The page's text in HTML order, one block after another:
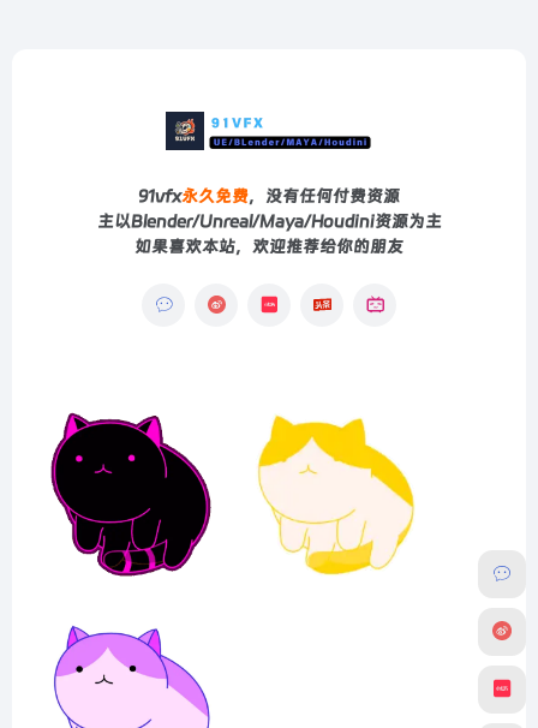
91vfx永久免费，没有任何付费资源
主以Blender/Unreal/Maya/Houdini资源为主
如果喜欢本站，欢迎推荐给你的朋友